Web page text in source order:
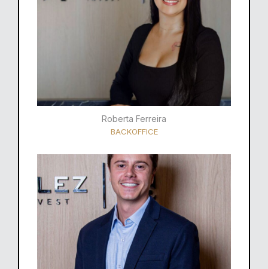
Roberta Ferreira
BACKOFFICE